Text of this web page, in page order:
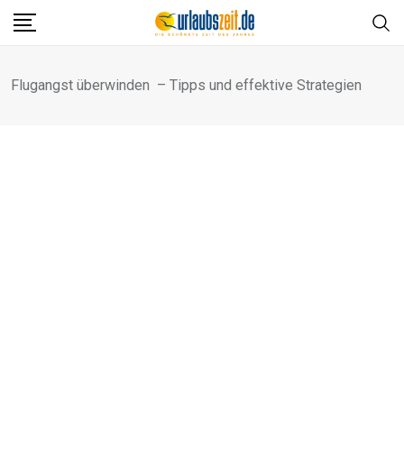
Skip
Flugangst überwinden – Tipps und effektive Strategien